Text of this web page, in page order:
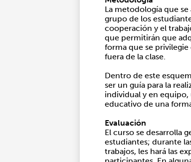
La metodología que
grupo de los
cooperación y el
que permitirán que
forma que se privilegie
fuera de la clase.
Dentro de este
ser un guía para la
individual y en
educativo de una
Evaluación
El curso se desarrolla
estudiantes; durante
trabajos, les hará las